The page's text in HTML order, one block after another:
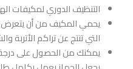
التنظيف الدوري لمكيفات
يحمي المكيف من أن يتعرض
التي تنتج عن تراكم الأتربة
يمكنك من الحصول على درجة